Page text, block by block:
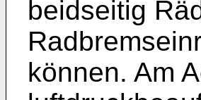
beidseitig
können. Am